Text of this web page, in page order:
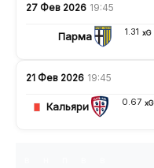
27 Фев 2026 19:45
Парма 1.31 xG
21 Фев 2026 19:45
Кальяри 0.67 xG